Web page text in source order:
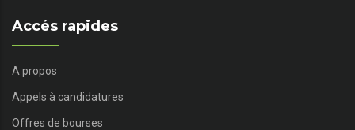
Accés rapides
A propos
Appels à candidatures
Offres de bourses